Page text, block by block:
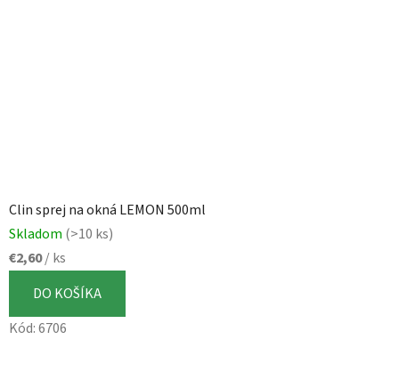
Clin sprej na okná LEMON 500ml
Skladom (>10 ks)
€2,60/ ks
DO KOŠÍKA
Kód:6706